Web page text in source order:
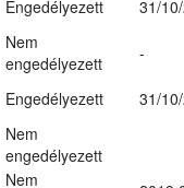
Engedélyezett 31/
Nem
engedélyezett
-
Engedélyezett 31/
Nem
engedélyezett
Nem